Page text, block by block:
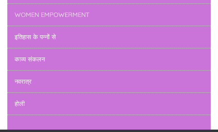
WOMEN EMPOWERMENT
इतिहास के पन्नों से
काव्य संकलन
नवरात्र
होली